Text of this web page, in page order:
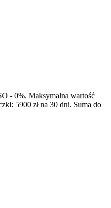
- 0%. Maksymalna wartość
5900 zł na 30 dni. Suma do